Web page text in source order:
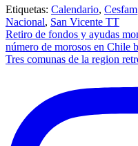
Etiquetas: Calendario, Cesfam
Nacional, San Vicente TT
Navegación
de
Retiro de fondos y ayudas
número de morosos en Chile
Tres comunas de la region